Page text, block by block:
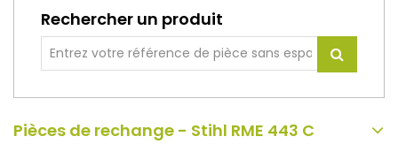
Rechercher un produit
Pièces de rechange - Stihl RME 443 C